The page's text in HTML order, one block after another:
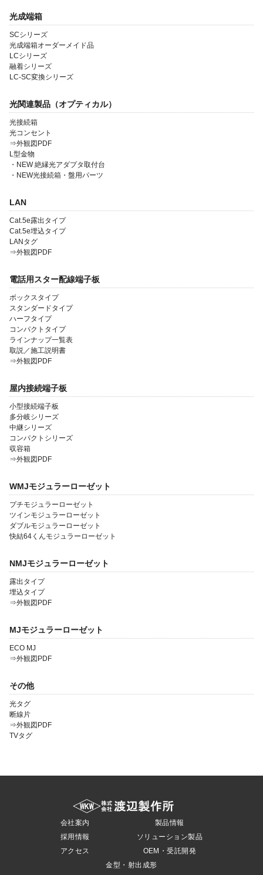
光成端箱
SCシリーズ
光成端箱オーダーメイド品
LCシリーズ
融着シリーズ
LC-SC変換シリーズ
光関連製品（オプティカル）
光接続箱
光コンセント
⇒外観図PDF
L型金物
・NEW 絶縁光アダプタ取付台
・NEW光接続箱・盤用パーツ
LAN
Cat.5e露出タイプ
Cat.5e埋込タイプ
LANタグ
⇒外観図PDF
電話用スター配線端子板
ボックスタイプ
スタンダードタイプ
ハーフタイプ
コンパクトタイプ
ラインナップ一覧表
取説／施工説明書
⇒外観図PDF
屋内接続端子板
小型接続端子板
多分岐シリーズ
中継シリーズ
コンパクトシリーズ
収容箱
⇒外観図PDF
WMJモジュラーローゼット
プチモジュラーローゼット
ツインモジュラーローゼット
ダブルモジュラーローゼット
快結64くんモジュラーローゼット
NMJモジュラーローゼット
露出タイプ
埋込タイプ
⇒外観図PDF
MJモジュラーローゼット
ECO MJ
⇒外観図PDF
その他
光タグ
断線片
⇒外観図PDF
TVタグ
会社案内
採用情報
アクセス
製品情報
ソリューション製品
OEM・受託開発
金型・射出成形